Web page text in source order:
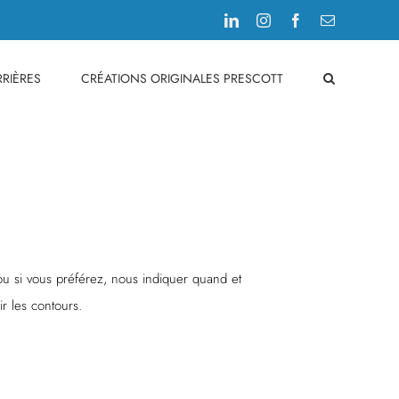
LinkedInInstagramFacebook
Email
CRÉATIONS ORIGINALES PRESCOTT
si vous préférez, nous indiquer quand et
les contours.